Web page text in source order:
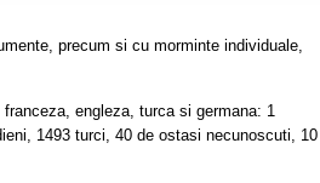
precum si cu morminte individuale,
engleza, turca si germana: 1
1493 turci, 40 de ostasi necunoscuti, 10